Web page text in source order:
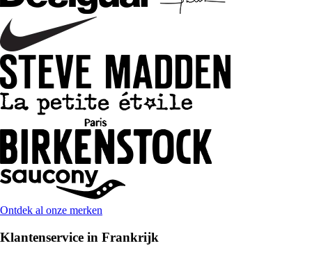
Ontdek al onze merken
Klantenservice in Frankrijk